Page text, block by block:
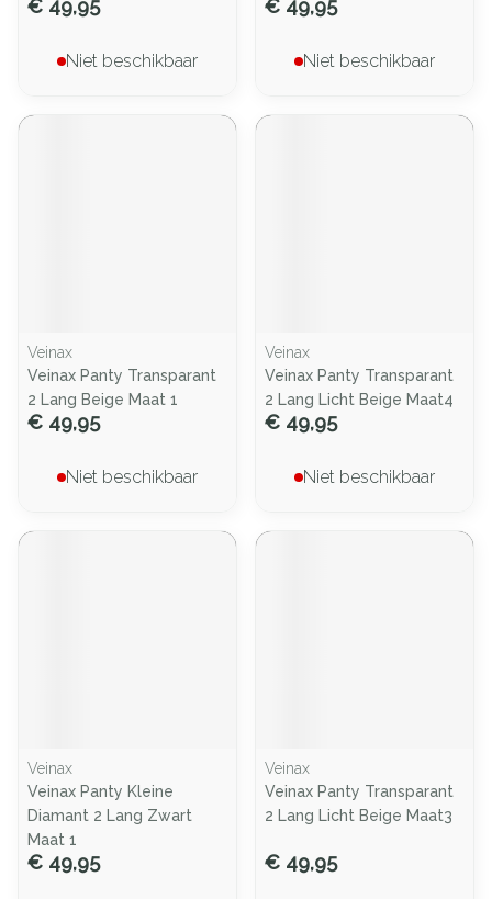
€ 49,95
Niet beschikbaar
€ 49,95
Niet beschikbaar
Veinax
Veinax Panty Transparant
2 Lang Beige Maat 1
€ 49,95
Niet beschikbaar
Veinax
Veinax Panty Transparant
2 Lang Licht Beige Maat4
€ 49,95
Niet beschikbaar
Veinax
Veinax Panty Kleine
Diamant 2 Lang Zwart
Maat 1
€ 49,95
Veinax
Veinax Panty Transparant
2 Lang Licht Beige Maat3
€ 49,95